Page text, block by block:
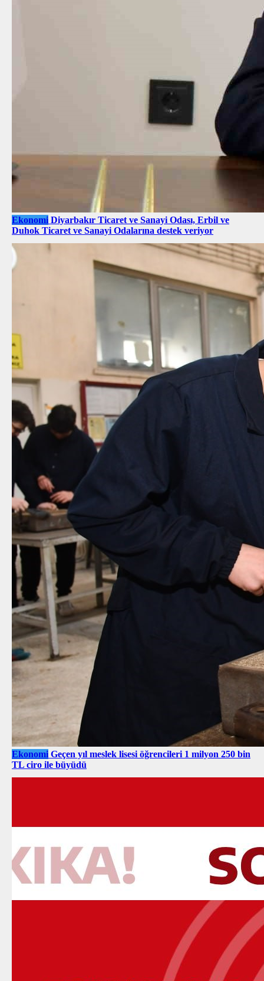
Ekonomi Diyarbakır Ticaret ve Sanayi Odası, Erbil ve
Duhok Ticaret ve Sanayi Odalarına destek veriyor
Ekonomi Geçen yıl meslek lisesi öğrencileri 1 milyon 250 bin
TL ciro ile büyüdü